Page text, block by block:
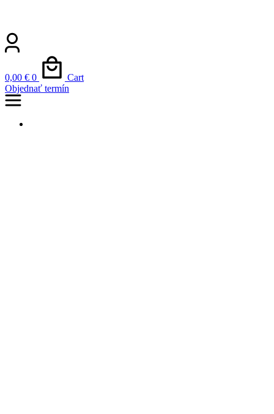
0,00 € 0
Cart
Objednať termín